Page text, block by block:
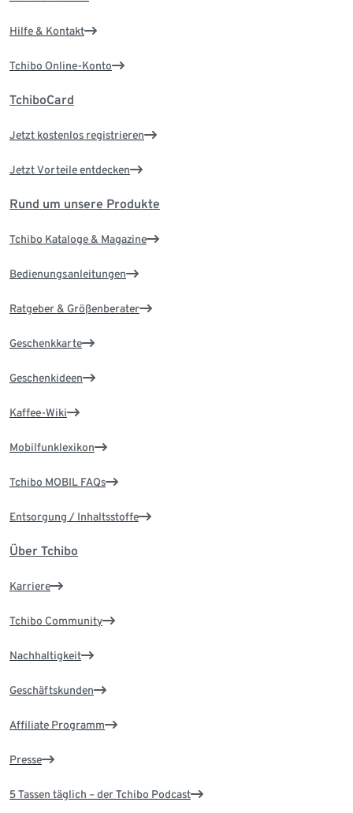
Hilfe & Kontakt
Tchibo Online-Konto
TchiboCard
Jetzt kostenlos registrieren
Jetzt Vorteile entdecken
Rund um unsere Produkte
Tchibo Kataloge & Magazine
Bedienungsanleitungen
Ratgeber & Größenberater
Geschenkkarte
Geschenkideen
Kaffee-Wiki
Mobilfunklexikon
Tchibo MOBIL FAQs
Entsorgung / Inhaltsstoffe
Über Tchibo
Karriere
Tchibo Community
Nachhaltigkeit
Geschäftskunden
Affiliate Programm
Presse
5 Tassen täglich – der Tchibo Podcast